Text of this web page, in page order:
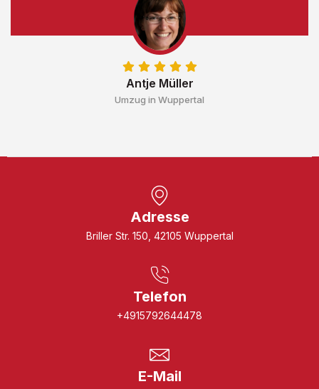
Antje Müller
Umzug in Wuppertal
Adresse
Briller Str. 150, 42105 Wuppertal
Telefon
+4915792644478
E-Mail